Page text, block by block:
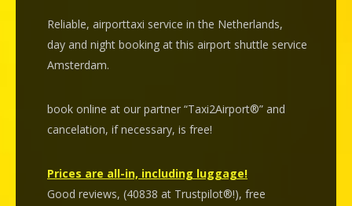
Reliable, airporttaxi service in the Netherlands,
day and night booking at this airport shuttle service
Amsterdam.
book online at our partner “Taxi2Airport®” and
cancelation, if necessary, is free!
Prices are all-in, including luggage!
Good reviews, (40838 at Trustpilot®!), free